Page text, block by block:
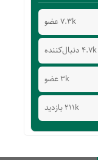
7.3k عضو
4.7k دنبال‌کننده
3k عضو
211k بازدید